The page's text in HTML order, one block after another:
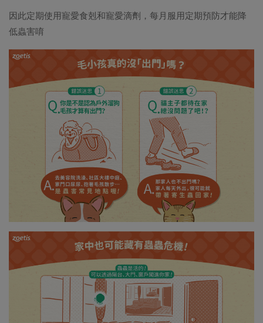
因此定期使用寵愛食剋和寵愛滴劑，每月服用定期預防才能降
低蟲害唷